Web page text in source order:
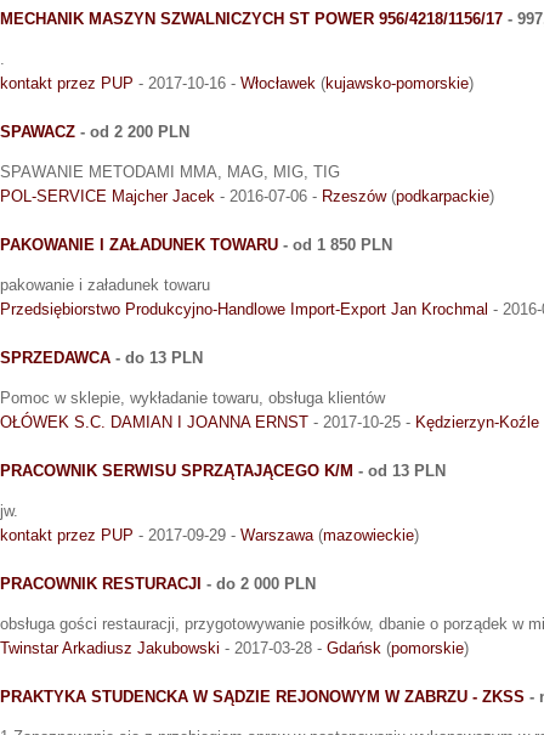
MECHANIK MASZYN SZWALNICZYCH ST POWER 956/4218/1156/17 -
.
kontakt przez PUP - 2017-10-16 - Włocławek (kujawsko-pomorskie)
SPAWACZ - od 2 200 PLN
SPAWANIE METODAMI MMA, MAG, MIG, TIG
POL-SERVICE Majcher Jacek - 2016-07-06 - Rzeszów(podkarpackie)
PAKOWANIE I ZAŁADUNEK TOWARU - od 1 850 PLN
pakowanie i załadunek towaru
Przedsiębiorstwo Produkcyjno-Handlowe Import-Export Jan Krochmal -
SPRZEDAWCA - do 13 PLN
Pomoc w sklepie, wykładanie towaru, obsługa klientów
OŁÓWEK S.C. DAMIAN I JOANNA ERNST - 2017-10-25 - Kędzierzyn-Koźle
PRACOWNIK SERWISU SPRZĄTAJĄCEGO K/M - od 13 PLN
jw.
kontakt przez PUP - 2017-09-29 - Warszawa(mazowieckie)
PRACOWNIK RESTURACJI - do 2 000 PLN
obsługa gości restauracji, przygotowywanie posiłków, dbanie o porządek w
Twinstar Arkadiusz Jakubowski - 2017-03-28 - Gdańsk (pomorskie)
PRAKTYKA STUDENCKA W SĄDZIE REJONOWYM W ZABRZU - ZKSS -